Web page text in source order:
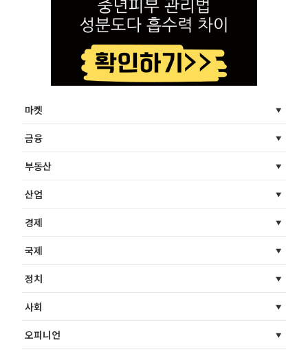
마켓
금융
부동산
산업
경제
국제
정치
사회
오피니언